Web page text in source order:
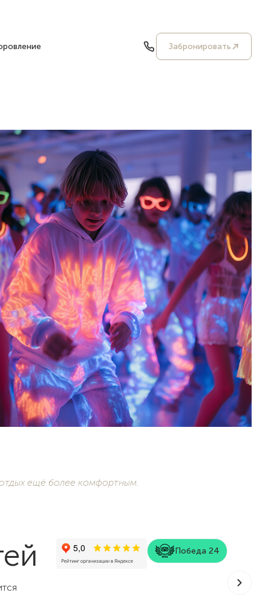
Забронировать
ещё более комфортным.
Победа 24